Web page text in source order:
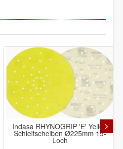
Indasa RHYNOGRIP 'E' Yellow
Schleifscheiben Ø225mm 19-
Loch